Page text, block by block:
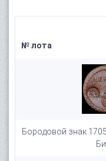
№ лота
Бородовой знак